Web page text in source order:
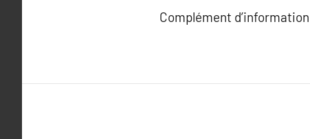
Complément